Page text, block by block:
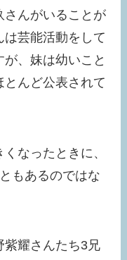
さんがいることが
芸能活動をして
、妹は幼いこと
とんど公表されて
なったときに、
もあるのではな
紫耀さんたち3兄